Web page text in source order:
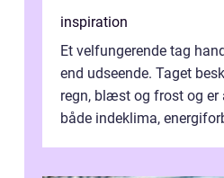
inspiration
Et velfungerende tag
end udseende. Taget
regn, blæst og frost og er
både indeklima,